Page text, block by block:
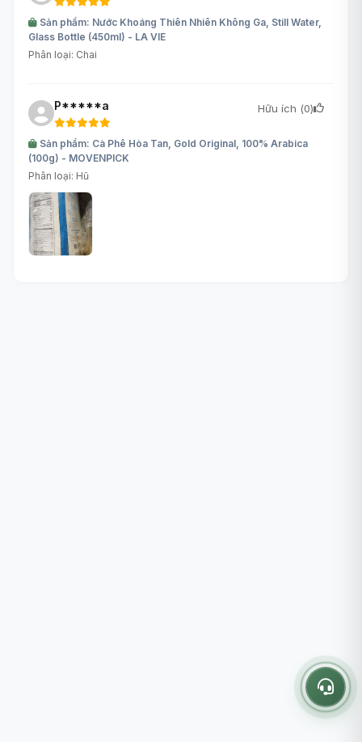
Sản phẩm: Nước Khoáng Thiên Nhiên Không Ga, Still Water,
Glass Bottle (450ml) - LA VIE
Phân loại: Chai
P*****a Hữu ích (0)
Sản phẩm: Cà Phê Hòa Tan, Gold Original, 100% Arabica
(100g) - MOVENPICK
Phân loại: Hũ